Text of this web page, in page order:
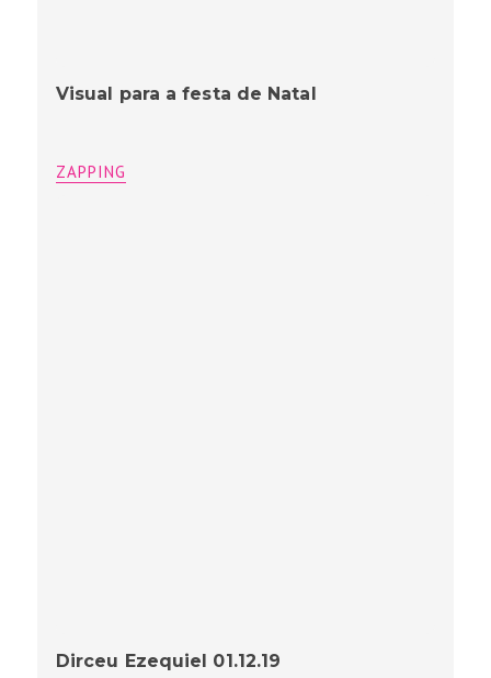
Visual para a festa de Natal
ZAPPING
Dirceu Ezequiel 01.12.19